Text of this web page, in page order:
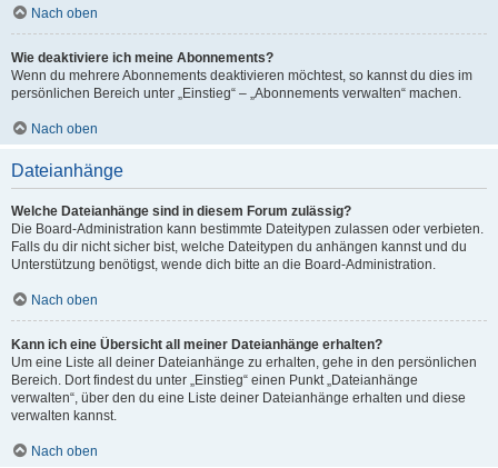
Nach oben
Wie deaktiviere ich meine Abonnements?
Wenn du mehrere Abonnements deaktivieren möchtest, so kannst du dies im
persönlichen Bereich unter „Einstieg“ – „Abonnements verwalten“ machen.
Nach oben
Dateianhänge
Welche Dateianhänge sind in diesem Forum zulässig?
Die Board-Administration kann bestimmte Dateitypen zulassen oder verbieten.
Falls du dir nicht sicher bist, welche Dateitypen du anhängen kannst und du
Unterstützung benötigst, wende dich bitte an die Board-Administration.
Nach oben
Kann ich eine Übersicht all meiner Dateianhänge erhalten?
Um eine Liste all deiner Dateianhänge zu erhalten, gehe in den persönlichen
Bereich. Dort findest du unter „Einstieg“ einen Punkt „Dateianhänge
verwalten“, über den du eine Liste deiner Dateianhänge erhalten und diese
verwalten kannst.
Nach oben